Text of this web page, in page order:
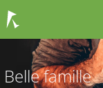
Belle famille